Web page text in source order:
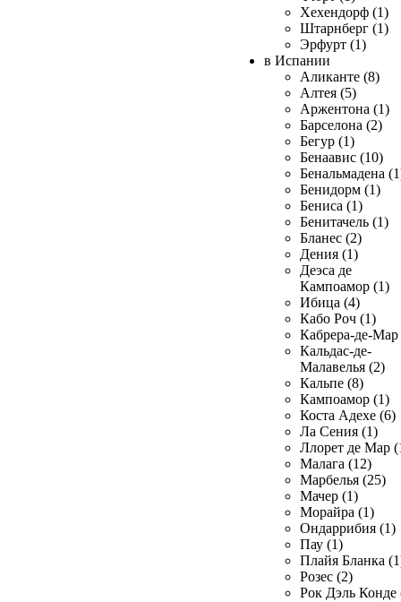
Хехендорф (1)
Штарнберг (1)
Эрфурт (1)
в Испании
Аликанте (8)
Алтея (5)
Аржентона (1)
Барселона (2)
Бегур (1)
Бенаавис (10)
Бенальмадена
Бенидорм (1)
Бениса (1)
Бенитачель (1)
Бланес (2)
Дения (1)
Деэса де
Кампоамор (1)
Ибица (4)
Кабо Роч (1)
Кабрера-де-Мар
Кальдас-де-
Малавелья (2)
Кальпе (8)
Кампоамор (1)
Коста Адехе (6)
Ла Сения (1)
Ллорет де Мар
Малага (12)
Марбелья (25)
Мачер (1)
Морайра (1)
Ондаррибия (1)
Пау (1)
Плайя Бланка
Розес (2)
Рок Дэль Конде